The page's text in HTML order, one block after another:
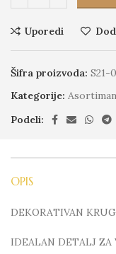
Uporedi
Šifra proizvoda: S21-
Kategorije: Asortiman
Podeli:
OPIS
DEKORATIVAN
IDEALAN DETALJ ZA